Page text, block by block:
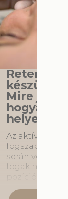
Retenciós
készülék
Mire jó és
hogyan
helyesen?
Az aktív
során végzett
fogak helyes
mozgatását